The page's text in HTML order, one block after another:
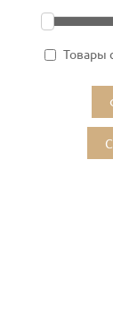
Товары